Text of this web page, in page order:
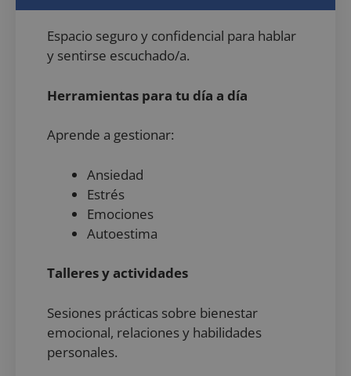
Espacio seguro y confidencial para hablar
y sentirse escuchado/a.
Herramientas para tu día a día
Aprende a gestionar:
Ansiedad
Estrés
Emociones
Autoestima
Talleres y actividades
Sesiones prácticas sobre bienestar
emocional, relaciones y habilidades
personales.